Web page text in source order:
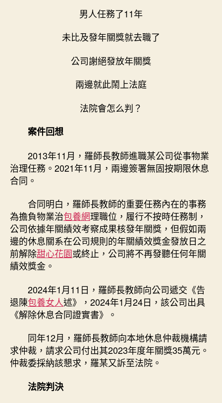
包
養
網
誰
說
了
算？〉
中
男人任務了11年
未比及發年關獎就去職了
公司謝絕發放年關獎
兩邊就此鬧上法庭
法院會怎么判？
案件回想
2013年11月，羅師長教師進職某公司從事物業
治理任務。2021年11月，兩邊簽署無固按期限休息
合同。
合同明白，羅師長教師的重要任務內在的事務
為擔負物業治包養網理職位，履行不按時任務制，
公司依據年關績效考察成果核發年關獎，但假如兩
邊的休息關系在公司規則的年關績效獎金發放日之
前解除甜心花園或終止，公司將不再發聽任何年關
績效獎金。
2024年1月11日，羅師長教師向公司遞交《告
退陳包養女人述》，2024年1月24日，該公司出具
《解除休息合同證實書》。
同年12月，羅師長教師向本地休息仲裁機構請
求仲裁，請求公司付出其2023年度年關獎35萬元。
仲裁委採納該懇求，羅某又訴至法院。
法院判決